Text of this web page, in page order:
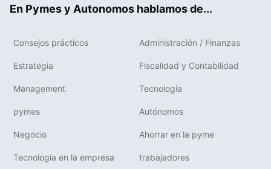
En Pymes y Autonomos hablamos de...
Consejos prácticos Administración / Finanzas
Estrategia Fiscalidad y Contabilidad
Management Tecnología
pymes Autónomos
Negocio Ahorrar en la pyme
Tecnología en la empresa trabajadores